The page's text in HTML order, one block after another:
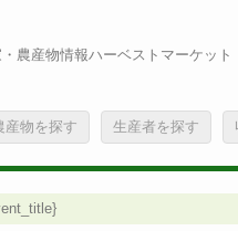
農産物情報ハーベストマーケット
産物を探す 生産者を探す